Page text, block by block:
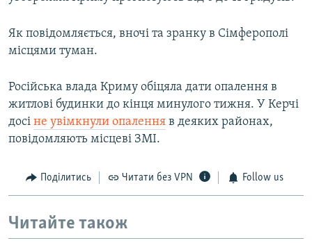
Як повідомляється, вночі та зранку в Сімферополі
місцями туман.
Російська влада Криму обіцяла дати опалення в
житлові будинки до кінця минулого тижня. У Керчі
досі не увімкнули опалення в деяких районах,
повідомляють місцеві ЗМІ.
Поділитись Читати без VPN Follow us
Читайте також